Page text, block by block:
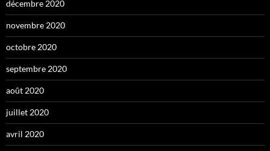
décembre 2020
novembre 2020
octobre 2020
septembre 2020
août 2020
juillet 2020
avril 2020